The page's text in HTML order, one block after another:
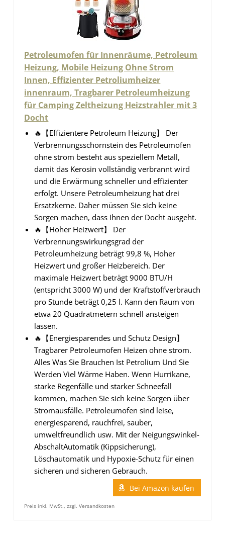
Petroleumofen für Innenräume, Petroleum
Heizung, Mobile Heizung Ohne Strom
Innen, Effizienter Petroliumheizer
innenraum, Tragbarer Petroleumheizung
für Camping Zeltheizung Heizstrahler mit 3
Docht
🔥【Effizientere Petroleum Heizung】 Der
Verbrennungsschornstein des Petroleumofen
ohne strom besteht aus speziellem Metall,
damit das Kerosin vollständig verbrannt wird
und die Erwärmung schneller und effizienter
erfolgt. Unsere Petroleumheizung hat drei
Ersatzkerne. Daher müssen Sie sich keine
Sorgen machen, dass Ihnen der Docht ausgeht.
🔥【Hoher Heizwert】 Der
Verbrennungswirkungsgrad der
Petroleumheizung beträgt 99,8 %, Hoher
Heizwert und großer Heizbereich. Der
maximale Heizwert beträgt 9000 BTU/H
(entspricht 3000 W) und der Kraftstoffverbrauch
pro Stunde beträgt 0,25 l. Kann den Raum von
etwa 20 Quadratmetern schnell ansteigen
lassen.
🔥【Energiesparendes und Schutz Design】
Tragbarer Petroleumofen Heizen ohne strom.
Alles Was Sie Brauchen Ist Petrolium Und Sie
Werden Viel Wärme Haben. Wenn Hurrikane,
starke Regenfälle und starker Schneefall
kommen, machen Sie sich keine Sorgen über
Stromausfälle. Petroleumofen sind leise,
energiesparend, rauchfrei, sauber,
umweltfreundlich usw. Mit der Neigungswinkel-
Abschalt­Automatik (Kippsicherung),
Löschautomatik und Hypoxie-Schutz für einen
sicheren und sicheren Gebrauch.
Bei Amazon kaufen
Preis inkl. MwSt., zzgl. Versandkosten